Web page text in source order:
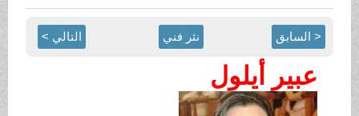
< السابق نثر فني التالي >
عبير أيلول